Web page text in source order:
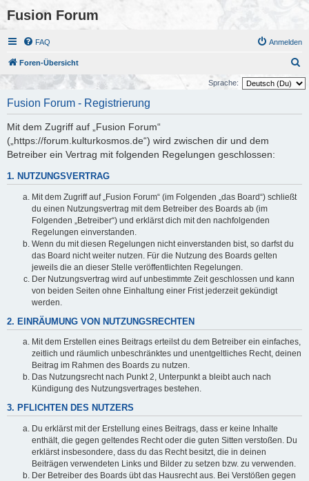
Fusion Forum
FAQ Anmelden
Foren-Übersicht
u
Sprache:
Fusion Forum - Registrierung
Mit dem Zugriff auf „Fusion Forum“
(„https://forum.kulturkosmos.de“) wird zwischen dir und dem
Betreiber ein Vertrag mit folgenden Regelungen geschlossen:
1. NUTZUNGSVERTRAG
Mit dem Zugriff auf „Fusion Forum“ (im Folgenden „das Board“) schließt
du einen Nutzungsvertrag mit dem Betreiber des Boards ab (im
Folgenden „Betreiber“) und erklärst dich mit den nachfolgenden
Regelungen einverstanden.
Wenn du mit diesen Regelungen nicht einverstanden bist, so darfst du
das Board nicht weiter nutzen. Für die Nutzung des Boards gelten
jeweils die an dieser Stelle veröffentlichten Regelungen.
Der Nutzungsvertrag wird auf unbestimmte Zeit geschlossen und kann
von beiden Seiten ohne Einhaltung einer Frist jederzeit gekündigt
werden.
2. EINRÄUMUNG VON NUTZUNGSRECHTEN
Mit dem Erstellen eines Beitrags erteilst du dem Betreiber ein einfaches,
zeitlich und räumlich unbeschränktes und unentgeltliches Recht, deinen
Beitrag im Rahmen des Boards zu nutzen.
Das Nutzungsrecht nach Punkt 2, Unterpunkt a bleibt auch nach
Kündigung des Nutzungsvertrages bestehen.
3. PFLICHTEN DES NUTZERS
Du erklärst mit der Erstellung eines Beitrags, dass er keine Inhalte
enthält, die gegen geltendes Recht oder die guten Sitten verstoßen. Du
erklärst insbesondere, dass du das Recht besitzt, die in deinen
Beiträgen verwendeten Links und Bilder zu setzen bzw. zu verwenden.
Der Betreiber des Boards übt das Hausrecht aus. Bei Verstößen gegen